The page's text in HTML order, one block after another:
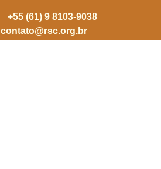
+55 (61) 9 8103-9038
contato@rsc.org.br